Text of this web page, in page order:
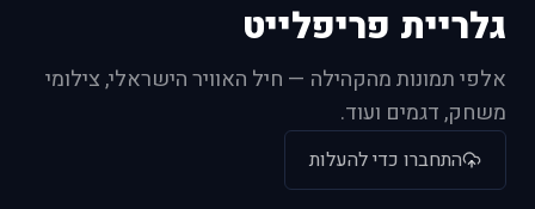
גלריית פריפלייט
אלפי תמונות מהקהילה — חיל האוויר הישראלי, צילומי
משחק, דגמים ועוד.
התחברו כדי להעלות